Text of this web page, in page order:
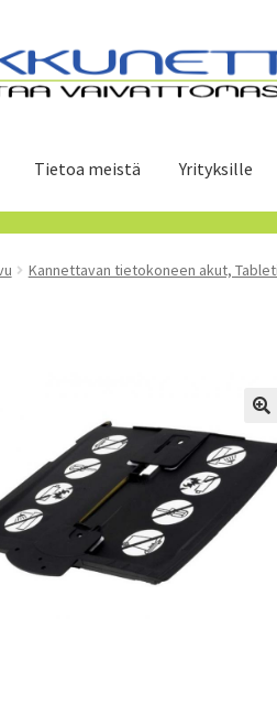
Tietoa meistä Yrityksille
Kannettavan tietokoneen akut,